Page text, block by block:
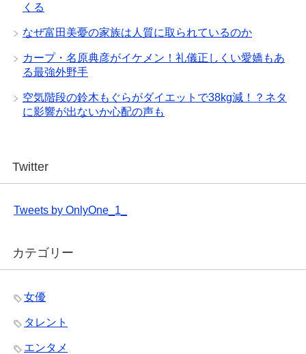
くる
なぜ富田美憂の家族は人質に取られているのか
カープ・名原典彦がイケメン！礼儀正しくい愛嬌もあ
る最強外野手
空気階段の鈴木もぐらがダイエットで38kg減！？ネタ
に影響が出ないか心配の声も
Twitter
Tweets by OnlyOne_1_
カテゴリー
女優
タレント
エンタメ